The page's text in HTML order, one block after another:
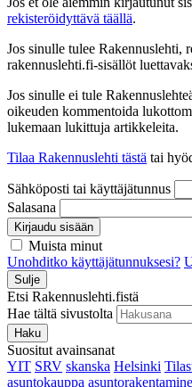
rekisteröidyttävä täällä.
Jos sinulle tulee Rakennuslehti,
rakennuslehti.fi-sisällöt
Jos sinulle ei tule
oikeuden kommentoida
lukemaan lukittuja artikkeleita.
Tilaa Rakennuslehti tästä tai
Sähköposti tai käyttäjätunnus
Salasana
Kirjaudu sisään
Muista minut
Unohditko käyttäjätunnuksesi?
Sulje
Etsi Rakennuslehti.fistä
Hae tältä sivustolta
Haku
Suositut avainsanat
YIT SRV skanska Helsinki
asuntokauppa